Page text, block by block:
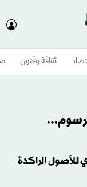
ثقافة وفنون
الراكدة